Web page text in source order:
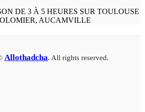
DE 3 À 5 HEURES SUR TOULOUSE
AUCAMVILLE
Allothadcha. All rights reserved.